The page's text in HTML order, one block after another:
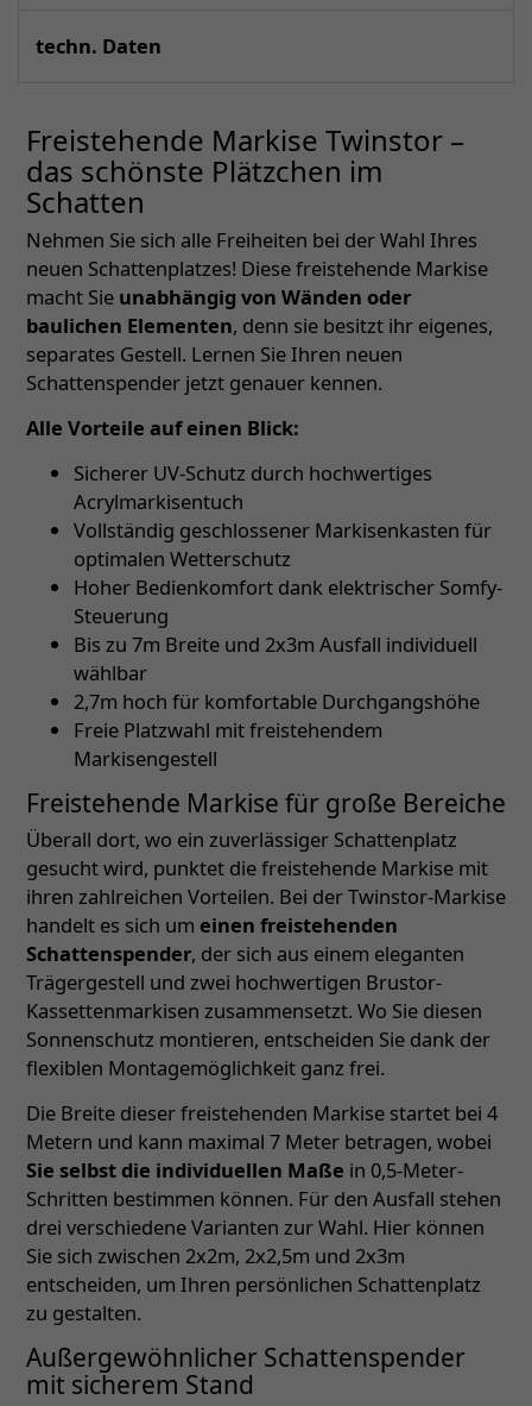
techn. Daten
Freistehende Markise Twinstor –
das schönste Plätzchen im
Schatten
Nehmen Sie sich alle Freiheiten bei der Wahl Ihres
neuen Schattenplatzes! Diese freistehende Markise
macht Sie unabhängig von Wänden oder
baulichen Elementen, denn sie besitzt ihr eigenes,
separates Gestell. Lernen Sie Ihren neuen
Schattenspender jetzt genauer kennen.
Alle Vorteile auf einen Blick:
Sicherer UV-Schutz durch hochwertiges
Acrylmarkisentuch
Vollständig geschlossener Markisenkasten für
optimalen Wetterschutz
Hoher Bedienkomfort dank elektrischer Somfy-
Steuerung
Bis zu 7m Breite und 2x3m Ausfall individuell
wählbar
2,7m hoch für komfortable Durchgangshöhe
Freie Platzwahl mit freistehendem
Markisengestell
Freistehende Markise für große Bereiche
Überall dort, wo ein zuverlässiger Schattenplatz
gesucht wird, punktet die freistehende Markise mit
ihren zahlreichen Vorteilen. Bei der Twinstor-Markise
handelt es sich um einen freistehenden
Schattenspender, der sich aus einem eleganten
Trägergestell und zwei hochwertigen Brustor-
Kassettenmarkisen zusammensetzt. Wo Sie diesen
Sonnenschutz montieren, entscheiden Sie dank der
flexiblen Montagemöglichkeit ganz frei.
Die Breite dieser freistehenden Markise startet bei 4
Metern und kann maximal 7 Meter betragen, wobei
Sie selbst die individuellen Maße in 0,5-Meter-
Schritten bestimmen können. Für den Ausfall stehen
drei verschiedene Varianten zur Wahl. Hier können
Sie sich zwischen 2x2m, 2x2,5m und 2x3m
entscheiden, um Ihren persönlichen Schattenplatz
zu gestalten.
Außergewöhnlicher Schattenspender
mit sicherem Stand